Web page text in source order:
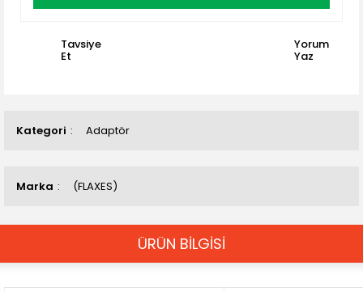
Kategori Adaptör
Marka (FLAXES)
Tavsiye
Et
Yorum
Yaz
ÜRÜN BİLGİSİ